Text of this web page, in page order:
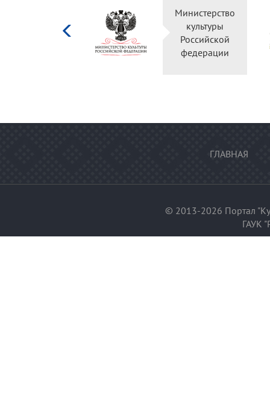
Министерство
культуры
Российской
федерации
ГЛАВНАЯ
© 2013-2026 Портал
ГАУК